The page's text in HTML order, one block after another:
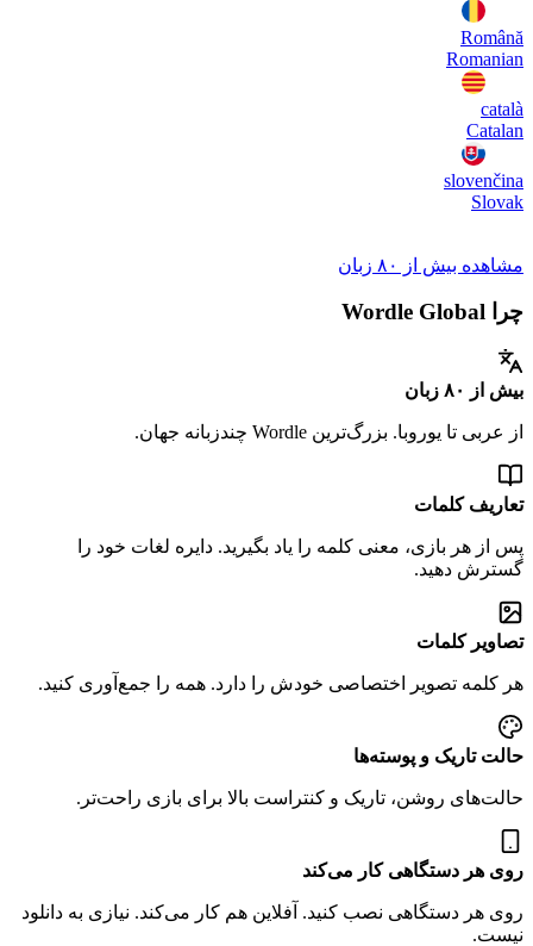
Română
Romanian
català
Catalan
slovenčina
Slovak
مشاهده بیش از ۸۰ زبان
چرا Wordle Global
بیش از ۸۰ زبان
از عربی تا یوروبا. بزرگ‌ترین Wordle چندزبانه جهان.
تعاریف کلمات
پس از هر بازی، معنی کلمه را یاد بگیرید. دایره لغات خود را
گسترش دهید.
تصاویر کلمات
هر کلمه تصویر اختصاصی خودش را دارد. همه را جمع‌آوری کنید.
حالت تاریک و پوسته‌ها
حالت‌های روشن، تاریک و کنتراست بالا برای بازی راحت‌تر.
روی هر دستگاهی کار می‌کند
روی هر دستگاهی نصب کنید. آفلاین هم کار می‌کند. نیازی به دانلود
نیست.